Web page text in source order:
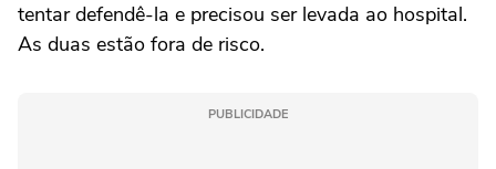
tentar defendê-la e precisou ser levada ao hospital.
As duas estão fora de risco.
PUBLICIDADE